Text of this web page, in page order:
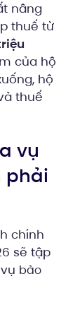
nâng
thuế từ
của hộ
hộ
thuế
vụ
phải
chính
sẽ tập
bảo